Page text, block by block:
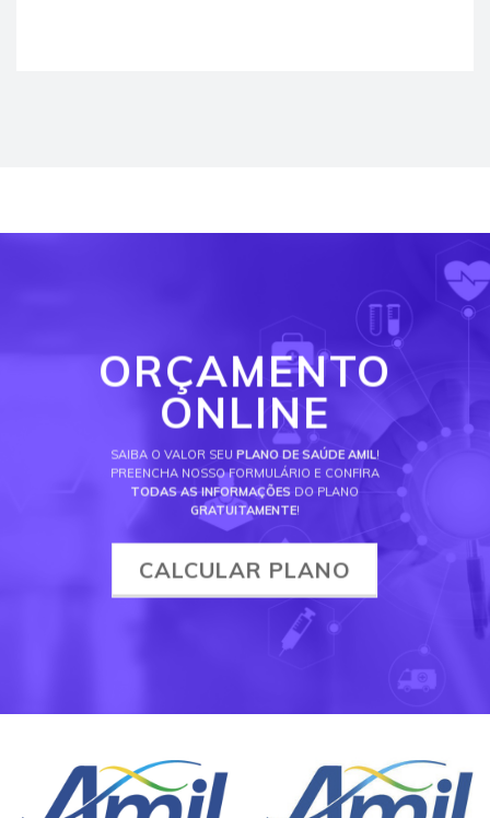
ORÇAMENTO
ONLINE
SAIBA O VALOR SEU PLANO DE SAÚDE AMIL!
PREENCHA NOSSO FORMULÁRIO E CONFIRA
TODAS AS INFORMAÇÕES DO PLANO
GRATUITAMENTE!
CALCULAR PLANO